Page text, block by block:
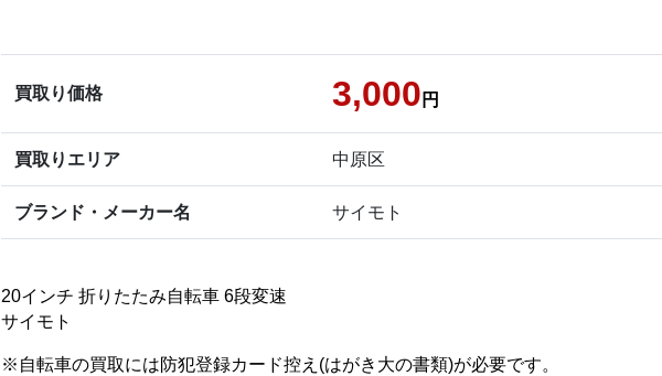
買取り価格 3,000 円
買取りエリア 中原区
ブランド・メーカー名 サイモト
20インチ 折りたたみ自転車 6段変速
サイモト
※自転車の買取には防犯登録カード控え(はがき大の書類)が必要です。